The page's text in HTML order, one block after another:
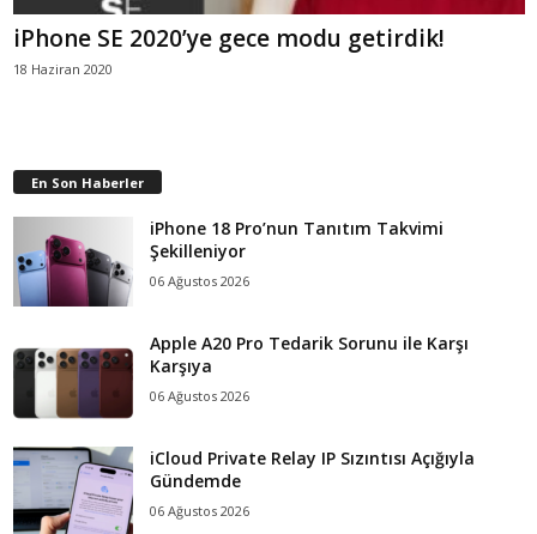
iPhone SE 2020’ye gece modu getirdik!
18 Haziran 2020
En Son Haberler
iPhone 18 Pro’nun Tanıtım Takvimi
Şekilleniyor
06 Ağustos 2026
Apple A20 Pro Tedarik Sorunu ile Karşı
Karşıya
06 Ağustos 2026
iCloud Private Relay IP Sızıntısı Açığıyla
Gündemde
06 Ağustos 2026